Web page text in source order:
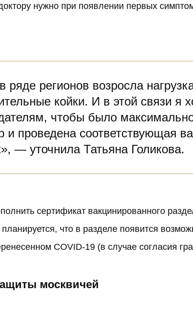
нужно при появлении первых
ряде регионов возросла
койки. И в этой связи я
чтобы было
и проведена соответствующая
— уточнила Татьяна Голикова.
сертификат вакцинированного
что в разделе появится
COVID-19 (в случае согласия
москвичей